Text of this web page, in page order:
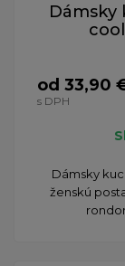
Dámsky
od 33,90
s DPH
Dámsky
ženskú